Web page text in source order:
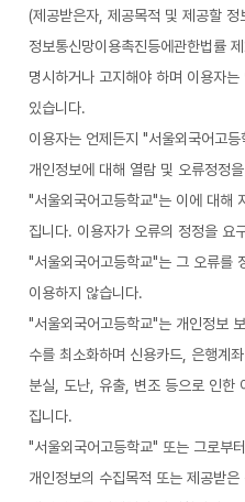
(제공받은자, 제공목적 및 제공할 정
정보통신망이용촉진등에관한법률
명시하거나 고지해야 하며 이용자
있습니다.
이용자는 언제든지 "서울외국어고
개인정보에 대해 열람 및 오류정정
"서울외국어고등학교"는 이에 대해
집니다. 이용자가 오류의 정정을 요
"서울외국어고등학교"는 그 오류를
이용하지 않습니다.
"서울외국어고등학교"는 개인정보
수를 최소화하며 신용카드, 은행계
분실, 도난, 유출, 변조 등으로 인한
집니다.
"서울외국어고등학교" 또는 그로부
개인정보의 수집목적 또는 제공받